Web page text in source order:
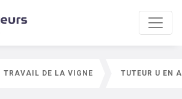
TRAVAIL DE LA VIGNE TUTEUR U EN